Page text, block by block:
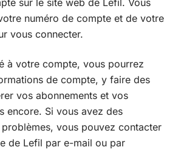
sur le site web de Lefil. Vous
numéro de compte et de votre
vous connecter.
à votre compte, vous pourrez
de compte, y faire des
vos abonnements et vos
encore. Si vous avez des
vous pouvez contacter
de Lefil par e-mail ou par